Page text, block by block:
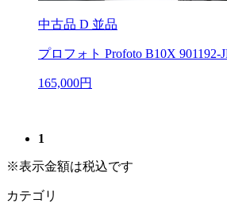
中古品 D 並品
プロフォト Profoto B10X 901192-
165,000円
1
※表示金額は税込です
カテゴリ